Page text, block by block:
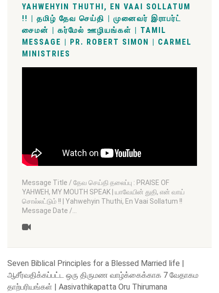
YAHWEHYIN THUTHI, EN VAAI SOLLATUM
!! | தமிழ் தேவ செய்தி | முனைவர் இராபர்ட்
சைமன் | கர்மேல் ஊழியங்கள் | TAMIL
MESSAGE | PR. ROBERT SIMON | CARMEL
MINISTRIES
Message Title / தேவ செய்தி தலைப்பு : PRAISE OF
YAHWEH, MY MOUTH SPEAK | யாவேயின் துதி, என் வாய்
சொல்லட்டும் !! | Yahwehyin Thuthi, En Vaai Sollatum !!
Message Date /…
Seven Biblical Principles for a Blessed Married life |
ஆசீர்வதிக்கப்பட்ட ஒரு திருமண வாழ்க்கைக்காக 7 வேதாகம
தாற்பரியங்கள் | Aasivathikapatta Oru Thirumana